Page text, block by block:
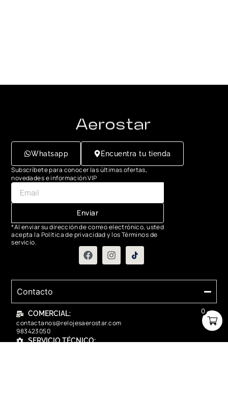
0
Whatsapp Encuentra tu tienda
Subscríbete para conocer las últimas ofertas,
novedades e información VIP
Enviar
*Al enviar su dirección de correo electrónico, usted
acepta la Política de privacidad y los Términos de
servicio.
Contacto
COMERCIAL:
contactanos@relojesaerostar.com
983423050
SERVICIO TÉCNICO: